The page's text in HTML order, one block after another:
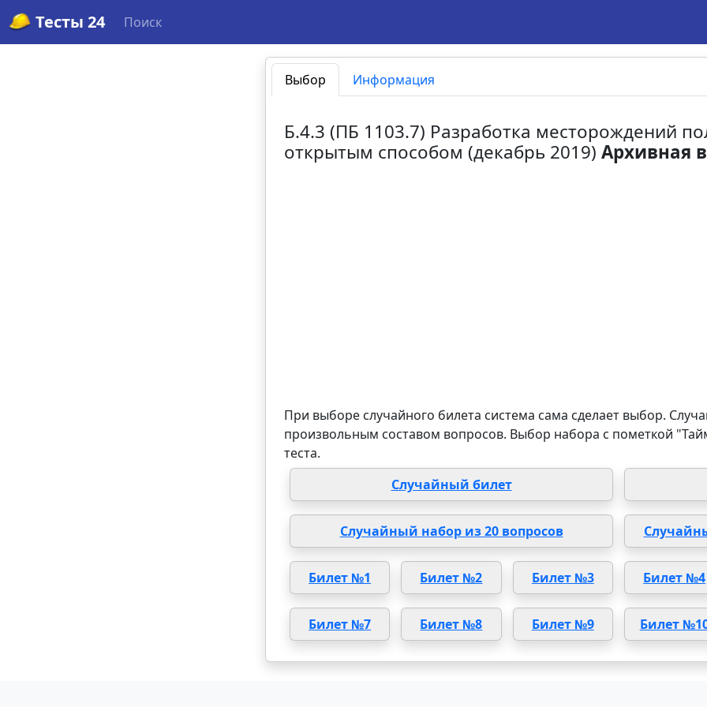
Тесты 24 Поиск
Выбор Информация
Б.4.3 (ПБ 1103.7) Разработка месторождений
открытым способом (декабрь 2019) Архивная
При выборе случайного билета система сама сделает выбор.
произвольным составом вопросов. Выбор набора с пометкой
теста.
Случайный билет
Случайный набор из 20 вопросов
Билет №1 Билет №2 Билет №3 Билет №4
Билет №7 Билет №8 Билет №9 Билет